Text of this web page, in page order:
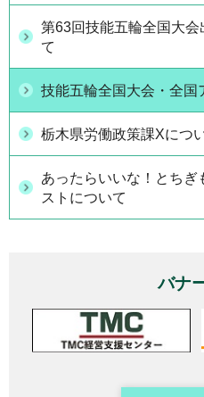
第63回技能五輪全国大
て
技能五輪全国大会・全国
栃木県労働政策課Xにつ
あったらいいな！とちぎ
ストについて
バナ